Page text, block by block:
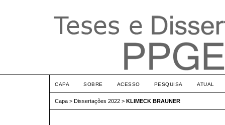
CAPA SOBRE ACESSO PESQUISA ATUAL
Capa > Dissertações 2022 > KLIMECK BRAUNER